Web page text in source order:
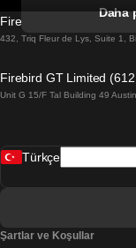
Daha
Firebird GT Limited (OC
432, Triq Fleur de Lys, Suite 1,
Firebird GT Limited
Unit G 15/F Tal Building 49
Türkçe
Şartlar ve Koşullar